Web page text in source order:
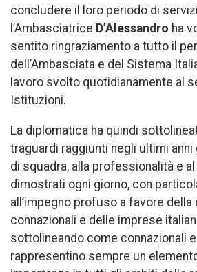
concludere il loro periodo di
l’Ambasciatrice D’Alessandro ha
sentito ringraziamento a tutto il
dell’Ambasciata e del Sistema
lavoro svolto quotidianamente al
Istituzioni.
La diplomatica ha quindi
traguardi raggiunti negli ultimi
di squadra, alla professionalità e
dimostrati ogni giorno, con
all’impegno profuso a favore della
connazionali e delle imprese
sottolineando come connazionali
rappresentino sempre un